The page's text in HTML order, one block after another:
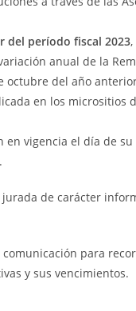
del período fiscal 2023
anual de la
octubre del año
en los micrositios
en vigencia el día de
de carácter
para
y sus vencimientos.